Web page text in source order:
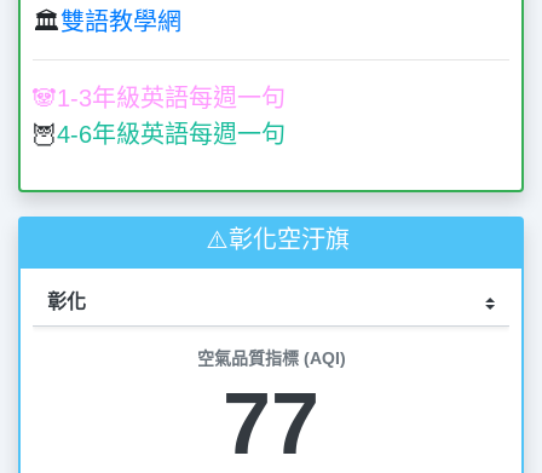
🏛️雙語教學網
🐼1-3年級英語每週一句
🦉4-6年級英語每週一句
⚠️彰化空汙旗
空氣品質指標 (AQI)
77